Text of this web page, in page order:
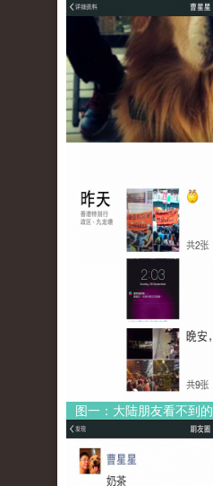
图一：大陆朋友看不到